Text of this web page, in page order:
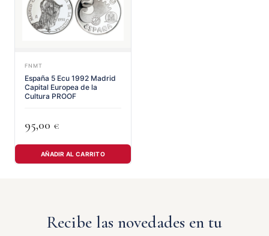
FNMT
España 5 Ecu 1992 Madrid
Capital Europea de la
Cultura PROOF
95,00 €
AÑADIR AL CARRITO
Recibe las novedades en tu